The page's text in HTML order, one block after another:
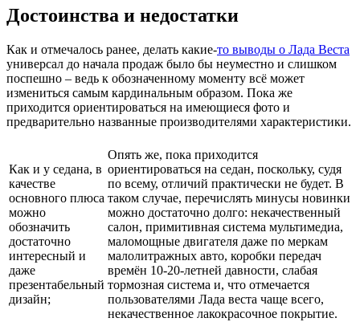
Достоинства и недостатки
Как и отмечалось ранее, делать какие-то выводы о Лада Веста
универсал до начала продаж было бы неуместно и слишком
поспешно – ведь к обозначенному моменту всё может
измениться самым кардинальным образом. Пока же
приходится ориентироваться на имеющиеся фото и
предварительно названные производителями характеристики.
Как и у седана, в
качестве
основного плюса
можно
обозначить
достаточно
интересный и
даже
презентабельный
дизайн;
Опять же, пока приходится
ориентироваться на седан, поскольку, судя
по всему, отличий практически не будет. В
таком случае, перечислять минусы новинки
можно достаточно долго: некачественный
салон, примитивная система мультимедиа,
маломощные двигателя даже по меркам
малолитражных авто, коробки передач
времён 10-20-летней давности, слабая
тормозная система и, что отмечается
пользователями Лада веста чаще всего,
некачественное лакокрасочное покрытие.